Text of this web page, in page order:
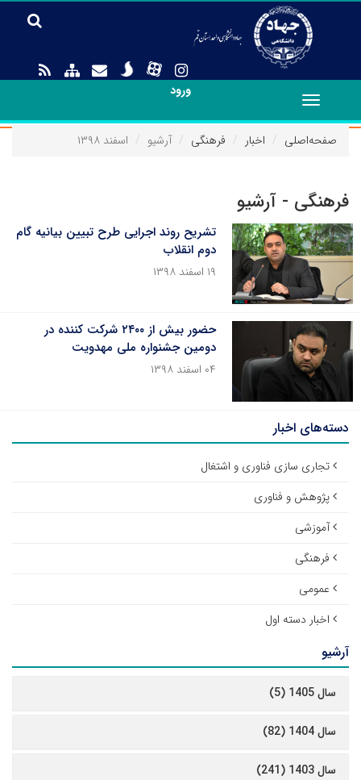
ورود
Toggle
navigation
صفحه‌اصلی
اخبار فرهنگی آرشیو اسفند ۱۳۹۸
فرهنگی - آرشیو
تشریح روند اجرایی طرح تبیین بیانیه گام
دوم انقلاب
۱۹ اسفند ۱۳۹۸
حضور بیش از ۲۴۰۰ شرکت کننده در
دومین جشنواره ملی مهدویت
۰۴ اسفند ۱۳۹۸
دسته‌های اخبار
تجاری سازی فناوری و اشتغال
پژوهش و فناوری
آموزشی
فرهنگی
عمومی
اخبار دسته اول
آرشیو
سال 1405 (5)
سال 1404 (82)
سال 1403 (241)